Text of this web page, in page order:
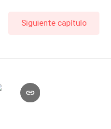
Siguiente capítulo